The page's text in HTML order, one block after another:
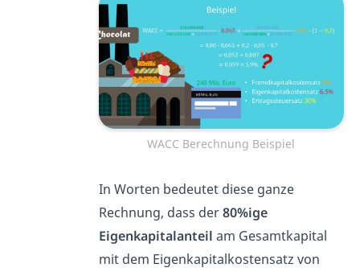
WACC Berechnung Beispiel
In Worten bedeutet diese ganze
Rechnung, dass der80%ige
Eigenkapitalanteil am Gesamtkapital
mit dem Eigenkapitalkostensatz von